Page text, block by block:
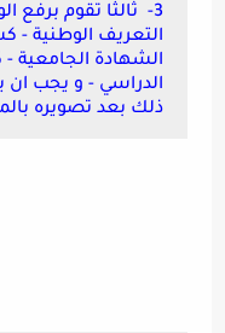
3- ثالثا تقوم برفع
التعريف الوطنية -
الشهادة الجامعية
ذلك بعد تصويره